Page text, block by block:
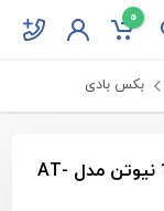
0
بکس بادی
بکس بادی یاما تایوان 1 اینچ تفنگی 1900 نیوتن مدل AT-